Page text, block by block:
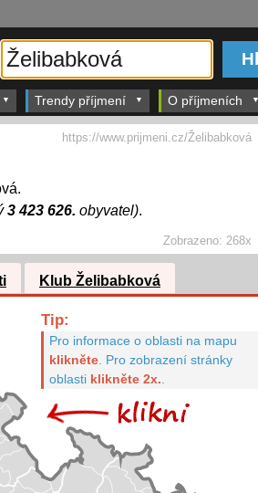
Trendy příjmení O příjmeních
Zobrazeno:268x
3 423 626. obyvatel).
https://www.prijmeni.cz/Želibabková
Klub Želibabková
Tip:
Pro informace o oblasti na mapu
klikněte. Pro zobrazení stránky
oblasti klikněte 2x.